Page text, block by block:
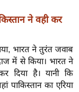
ने वही कर
भारत ने तुरंत जवाब
में से किया। भारत ने
दिया है। यानी कि
पाकिस्तान का एरिया